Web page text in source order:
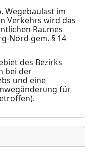
Wegebaulast im
Verkehrs wird das
Raumes
Nord gem. § 14
des Bezirks
bei der
und eine
für